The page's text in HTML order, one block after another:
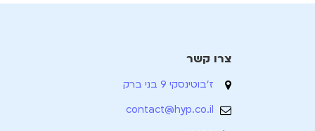
צרו קשר
ז'בוטינסקי 9 בני ברק
contact@hyp.co.il